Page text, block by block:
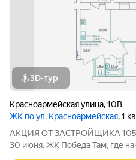
3D-тур
Красноармейская улица,10В
ЖК по ул. Красноармейская, 1
АКЦИЯ ОТ ЗАСТРОЙЩИКА
30 июня. ЖК Победа Там, где